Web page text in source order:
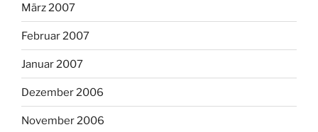
März 2007
Februar 2007
Januar 2007
Dezember 2006
November 2006